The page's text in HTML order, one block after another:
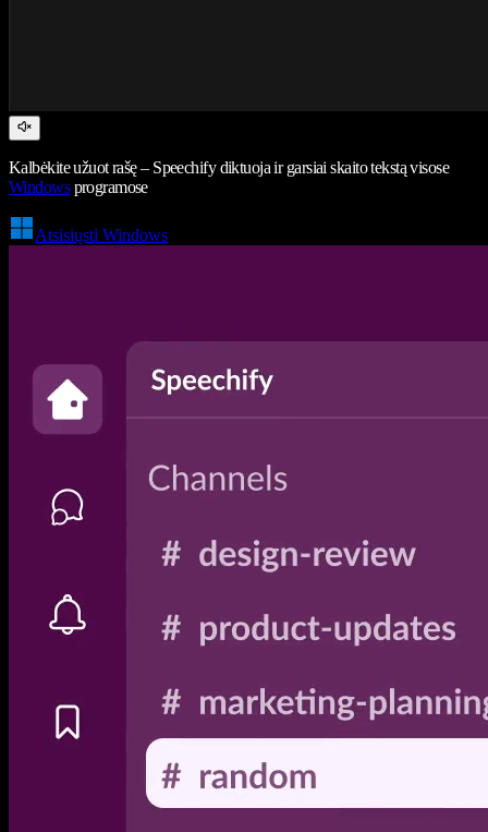
Kalbėkite užuot rašę – Speechify diktuoja ir garsiai skaito tekstą visose
Windowsprogramose
Atsisiųsti Windows